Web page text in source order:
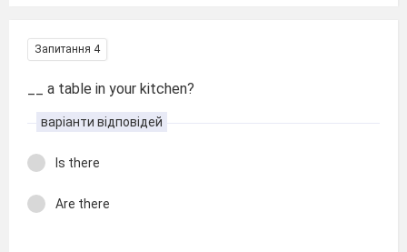
Запитання 4
__ a table in your kitchen?
варіанти відповідей
Is there
Are there